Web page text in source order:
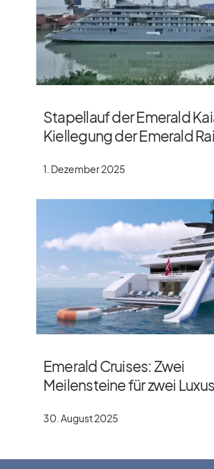
Stapellauf der Emerald
Kiellegung der Emerald
1. Dezember 2025
Emerald Cruises: Zwei
Meilensteine für zwei
30. August 2025